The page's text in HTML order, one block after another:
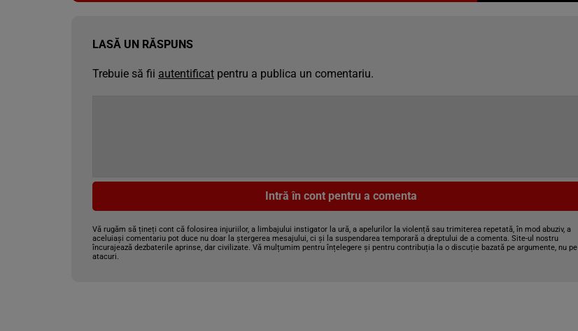
LASĂ UN RĂSPUNS
Trebuie să fii autentificat pentru a publica un comentariu.
Intră în cont pentru a comenta
Vă rugăm să țineți cont că folosirea injuriilor, a limbajului instigator la ură, a apelurilor la violență sau trimiterea repetată, în mod abuziv, a
aceluiași comentariu pot duce nu doar la ștergerea mesajului, ci și la suspendarea temporară a dreptului de a comenta. Site-ul nostru
încurajează dezbaterile aprinse, dar civilizate. Vă mulțumim pentru înțelegere și pentru contribuția la o discuție bazată pe argumente, nu pe
atacuri.